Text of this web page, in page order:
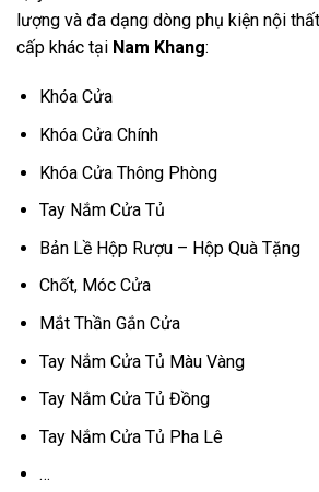
lượng và đa dạng dòng phụ kiện nội
cấp khác tại Nam Khang:
Khóa Cửa
Khóa Cửa Chính
Khóa Cửa Thông Phòng
Tay Nắm Cửa Tủ
Bản Lề Hộp Rượu – Hộp Quà Tặng
Chốt, Móc Cửa
Mắt Thần Gắn Cửa
Tay Nắm Cửa Tủ Màu Vàng
Tay Nắm Cửa Tủ Đồng
Tay Nắm Cửa Tủ Pha Lê
…